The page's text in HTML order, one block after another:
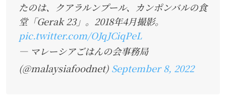
たのは、クアラルンプール、カンポンバルの食
堂「Gerak 23」。2018年4月撮影。
pic.twitter.com/OJqJCiqPeL
— マレーシアごはんの会事務局
(@malaysiafoodnet) September 8, 2022